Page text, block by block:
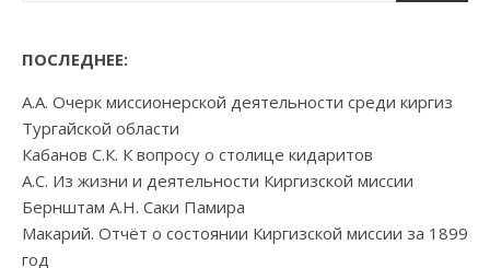
ПОСЛЕДНЕЕ:
А.А. Очерк миссионерской деятельности среди киргиз
Тургайской области
Кабанов С.К. К вопросу о столице кидаритов
А.С. Из жизни и деятельности Киргизской миссии
Бернштам А.Н. Саки Памира
Макарий. Отчёт о состоянии Киргизской миссии за 1899
год